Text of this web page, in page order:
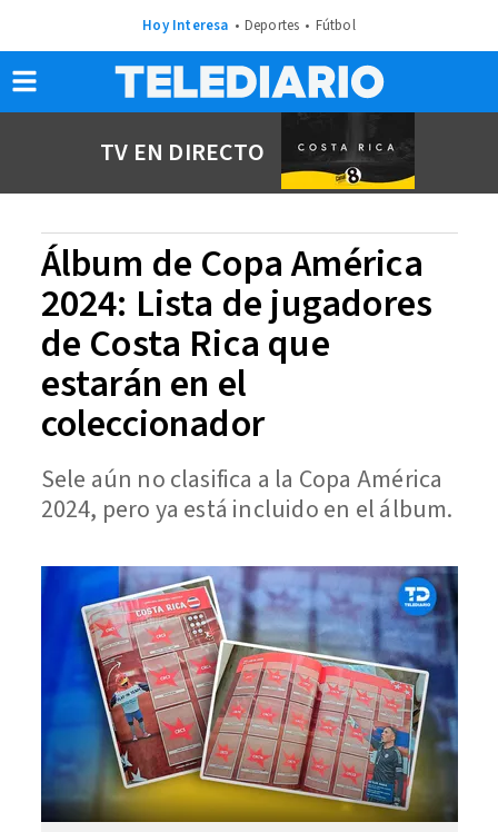
Hoy Interesa Deportes Fútbol
TV EN DIRECTO
Álbum de Copa América
2024: Lista de jugadores
de Costa Rica que
estarán en el
coleccionador
Sele aún no clasifica a la Copa América
2024, pero ya está incluido en el álbum.